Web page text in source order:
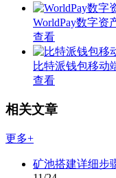
WorldPay数字资
查看
比特派钱包移动
查看
相关文章
更多+
矿池搭建详细步